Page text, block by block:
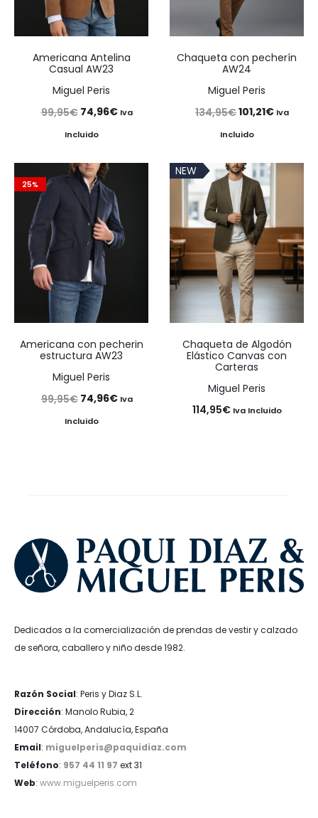
Americana Antelina
Casual AW23
Miguel Peris
99,95€ El
precio
era:
99,95€.
74,96€El
74,96€.
Iva
Incluido
Chaqueta con pecherín
AW24
Miguel Peris
134,95€El
precio
era:
134,95€.
101,21€ElIva
Incluido
25%
Americana con pecherin
estructura AW23
Miguel Peris
99,95€ El
precio
74,96€ElIva
Incluido
NEW
Chaqueta de Algodón
Elástico Canvas con
Carteras
Miguel Peris
114,95€ Iva Incluido
Dedicados a la comercialización de prendas de vestir y calzado
de señora, caballero y niño desde 1982.
Razón Social: Peris y Diaz S.L.
Dirección: Manolo Rubia, 2
14007 Córdoba, Andalucía, España
Email: miguelperis@paquidiaz.com
Teléfono: 957 44 11 97 ext 31
Web: www.miguelperis.com